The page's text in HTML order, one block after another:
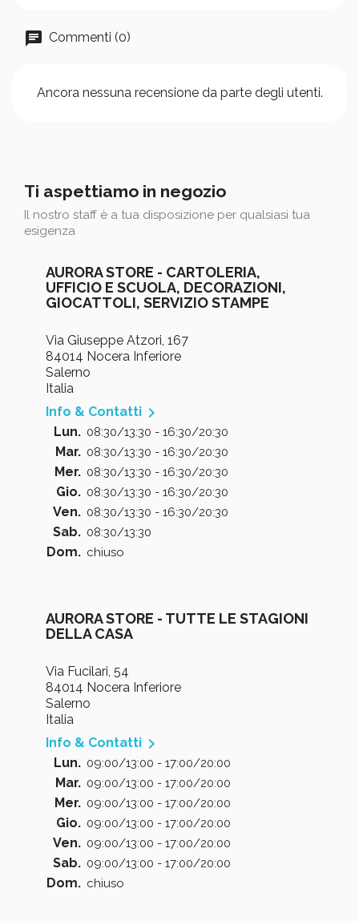
Commenti (0)
Ancora nessuna recensione da parte degli utenti.
Ti aspettiamo in negozio
Il nostro staff è a tua disposizione per qualsiasi tua
esigenza
AURORA STORE - CARTOLERIA,
UFFICIO E SCUOLA, DECORAZIONI,
GIOCATTOLI, SERVIZIO STAMPE
Via Giuseppe Atzori, 167
84014 Nocera Inferiore
Salerno
Italia
Info & Contatti 
Lun. 08:30/13:30 - 16:30/20:30
Mar. 08:30/13:30 - 16:30/20:30
Mer. 08:30/13:30 - 16:30/20:30
Gio. 08:30/13:30 - 16:30/20:30
Ven. 08:30/13:30 - 16:30/20:30
Sab. 08:30/13:30
Dom. chiuso
AURORA STORE - TUTTE LE STAGIONI
DELLA CASA
Via Fucilari, 54
84014 Nocera Inferiore
Salerno
Italia
Info & Contatti 
Lun. 09:00/13:00 - 17:00/20:00
Mar. 09:00/13:00 - 17:00/20:00
Mer. 09:00/13:00 - 17:00/20:00
Gio. 09:00/13:00 - 17:00/20:00
Ven. 09:00/13:00 - 17:00/20:00
Sab. 09:00/13:00 - 17:00/20:00
Dom. chiuso